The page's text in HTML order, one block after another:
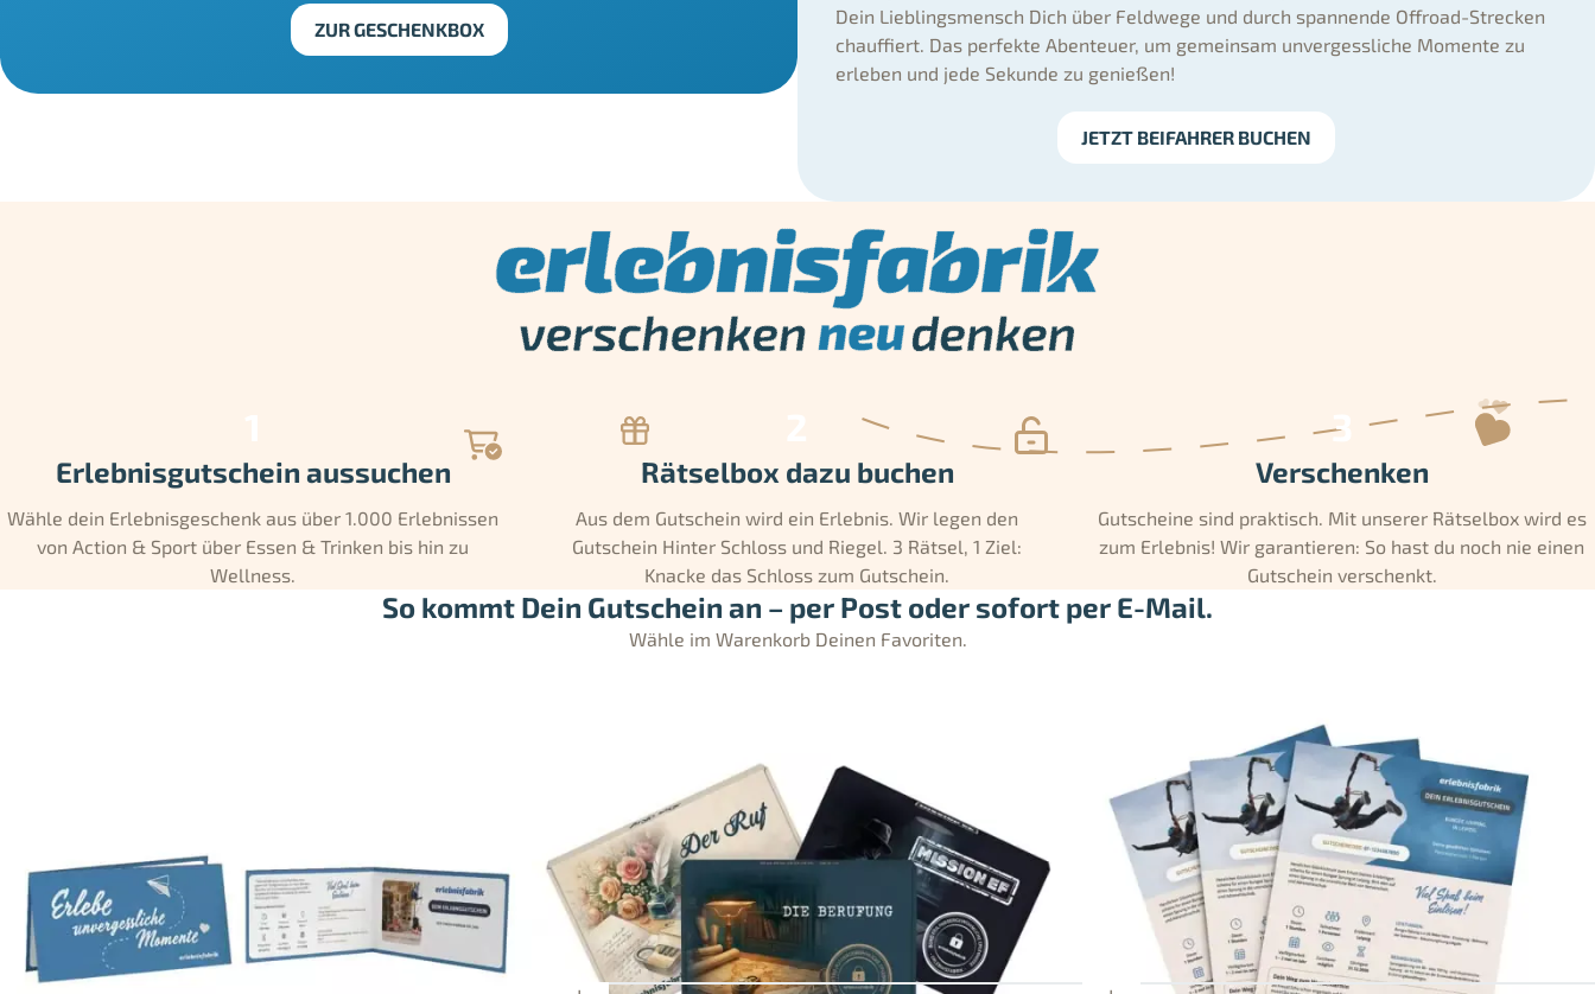
ZUR GESCHENKBOX
Dein Lieblingsmensch Dich über Feldwege und durch spannende Offroad-Strecken
chauffiert. Das perfekte Abenteuer, um gemeinsam unvergessliche Momente zu
erleben und jede Sekunde zu genießen!
JETZT BEIFAHRER BUCHEN
Erlebnisgutschein aussuchen
Wähle dein Erlebnisgeschenk aus über 1.000 Erlebnissen
von Action & Sport über Essen & Trinken bis hin zu
Wellness.
Rätselbox dazu buchen
Aus dem Gutschein wird ein Erlebnis. Wir legen den
Gutschein Hinter Schloss und Riegel. 3 Rätsel, 1 Ziel:
Knacke das Schloss zum Gutschein.
Verschenken
Gutscheine sind praktisch. Mit unserer Rätselbox wird es
zum Erlebnis! Wir garantieren: So hast du noch nie einen
Gutschein verschenkt.
So kommt Dein Gutschein an – per Post oder sofort per E-Mail.
Wähle im Warenkorb Deinen Favoriten.